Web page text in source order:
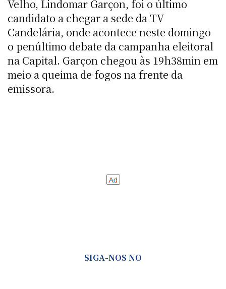
Velho, Lindomar Garçon, foi o último
candidato a chegar a sede da TV
Candelária, onde acontece neste domingo
o penúltimo debate da campanha eleitoral
na Capital. Garçon chegou às 19h38min em
meio a queima de fogos na frente da
emissora.
SIGA-NOS NO